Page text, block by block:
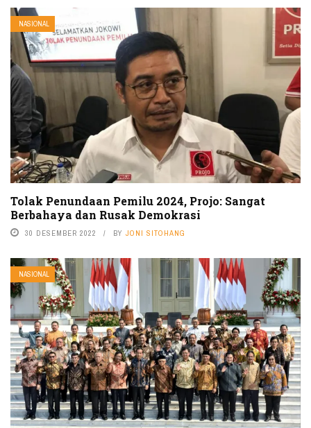
NASIONAL
Tolak Penundaan Pemilu 2024, Projo: Sangat
Berbahaya dan Rusak Demokrasi
30 DESEMBER 2022 BY JONI SITOHANG
NASIONAL